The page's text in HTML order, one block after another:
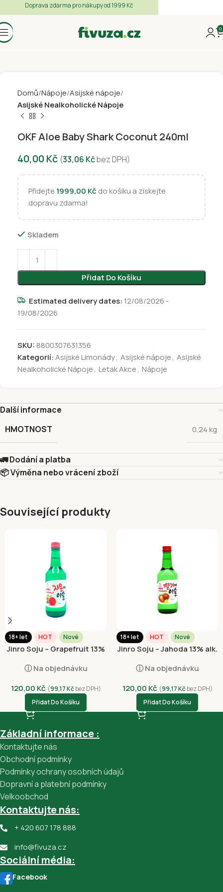
0
Domů Nápoje Asijské nápoje
Asijské Nealkoholické Nápoje
OKF Aloe Baby Shark Coconut 240ml
40,00 Kč (33,06 Kčbez DPH)
Přidejte 1999,00 Kč do košíku a získejte
dopravu zdarma!
Skladem
Přidat Do Košíku
Estimated delivery dates: 12/08/2026 -
19/08/2026
SKU: 8800307631356
Kategorií:Asijské Limonády, Asijské nápoje, Asijské
Nealkoholické Nápoje, Letak Akce, Nápoje
Další informace
HMOTNOST
0,24 kg
🚛 Dodání a platba
📦 Výměna nebo vrácení zboží
Související produkty
18+ let HOT Nové
Jinro Soju – Grapefruit 13%
ⓘ Na objednávku
120,00 Kč (99,17Kčbez DPH)
Přidat Do Košíku
18+ let HOT Nové
Jinro Soju – Jahoda 13% alk.
ⓘ Na objednávku
120,00 Kč (99,17Kčbez DPH)
Přidat Do Košíku
Základní informace :
Kontaktujte nás
Obchodní podmínky
Podmínky ochrany osobních údajů
Dopravní a platební podmínky
Velkoobchod
Kontaktujte nás:
+ 420 607 178 888
info@fivuza.cz
Sociální média:
Facebook
Doprava zdarma pro nákupy od 1999 Kč